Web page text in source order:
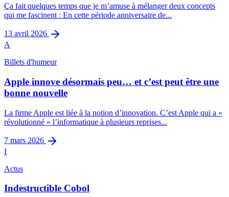
Ça fait quelques temps que je m’amuse à mélanger deux concepts
qui me fascinent : En cette période anniversaire de...
13 avril 2026
A
Billets d'humeur
Apple innove désormais peu… et c’est peut être une
bonne nouvelle
La firme Apple est liée à la notion d’innovation. C’est Apple qui a «
révolutionné » l’informatique à plusieurs reprises...
7 mars 2026
I
Actus
Indestructible Cobol